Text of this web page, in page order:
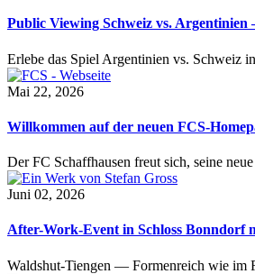
Public Viewing Schweiz vs. Argentinien
Erlebe das Spiel Argentinien vs. Schweiz
Mai 22, 2026
Willkommen auf der neuen FCS-
Der FC Schaffhausen freut sich, seine
Juni 02, 2026
After-Work-Event in Schloss Bonndorf
Waldshut-Tiengen — Formenreich wie im